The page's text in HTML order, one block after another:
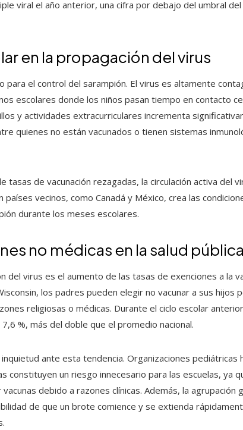
viral el año anterior, una cifra por debajo del umbral del
en la propagación del virus
para el control del sarampión. El virus es altamente
escolares donde los niños pasan tiempo en contacto
y actividades extracurriculares incrementa
quienes no están vacunados o tienen sistemas
tasas de vacunación rezagadas, la circulación activa del
vecinos, como Canadá y México, crea las
durante los meses escolares.
no médicas en la salud pública
del virus es el aumento de las tasas de exenciones a la
los padres pueden elegir no vacunar a sus hijos
religiosas o médicas. Durante el ciclo escolar
%, más del doble que el promedio nacional.
ante esta tendencia. Organizaciones pediátricas
constituyen un riesgo innecesario para las escuelas, ya
debido a razones clínicas. Además, la agrupación
de que un brote comience y se extienda